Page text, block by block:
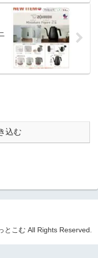
込む
とこむ All Rights Reserved.